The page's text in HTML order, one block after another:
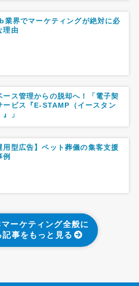
業界でマーケティングが絶対に必
理由
ース管理からの脱却へ！「電子契
ービス『E-STAMP（イースタン
』」
用型広告】ペット葬儀の集客支援
例
ーケティング全般に
記事をもっと見る